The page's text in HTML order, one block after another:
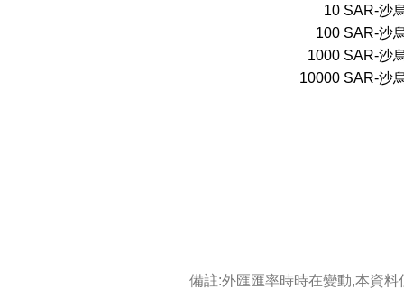
10 SAR-沙
100 SAR-沙
1000 SAR-沙
10000 SAR-沙
備註:外匯匯率時時在變動,本資